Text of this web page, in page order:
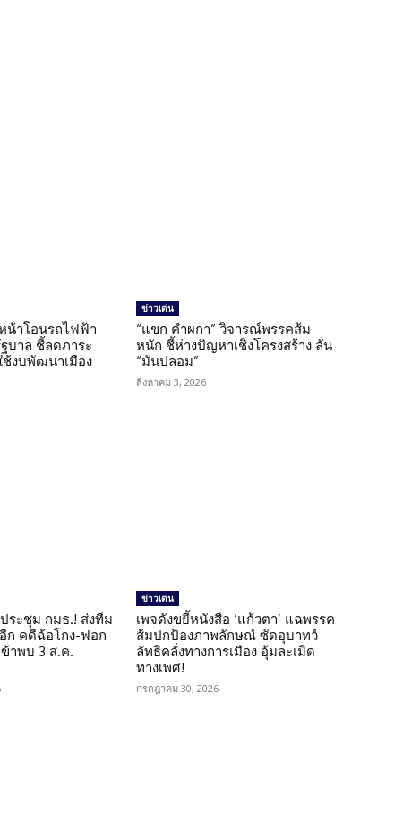
น้าโอนรถไฟฟ้า
บาล ชี้ลดภาระ
ช้งบพัฒนาเมือง
ข่าวเด่น
“แขก คำผกา” วิจารณ์พรรคส้ม
หนัก ชี้ห่างปัญหาเชิงโครงสร้าง ลั่น
“มันปลอม”
สิงหาคม 3, 2026
ประชุม กมธ.! ส่งทีม
ก คดีฉ้อโกง-ฟอก
ข้าพบ 3 ส.ค.
ข่าวเด่น
เพจดังขยี้หนังสือ ‘แก้วตา’ แฉพรรค
ส้มปกป้องภาพลักษณ์ ซัดอุบาทว์
ลัทธิคลั่งทางการเมือง อุ้มละเมิด
ทางเพศ!
กรกฎาคม 30, 2026